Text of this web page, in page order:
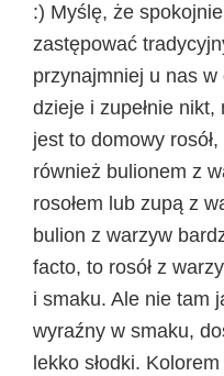
:) Myślę, że
zastępować
przynajmniej u nas w
dzieje i zupełnie
jest to domowy
również bulionem z
rosołem lub zupą z
bulion z warzyw
facto, to rosół z
i smaku. Ale nie tam
wyraźny w smaku,
lekko słodki.